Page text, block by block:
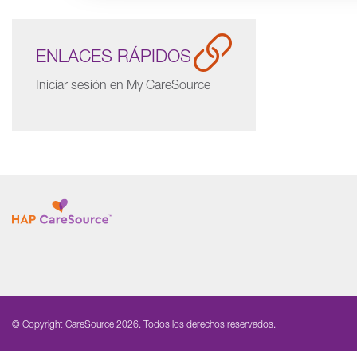
ENLACES RÁPIDOS
Iniciar sesión en My CareSource
© Copyright CareSource 2026. Todos los derechos reservados.